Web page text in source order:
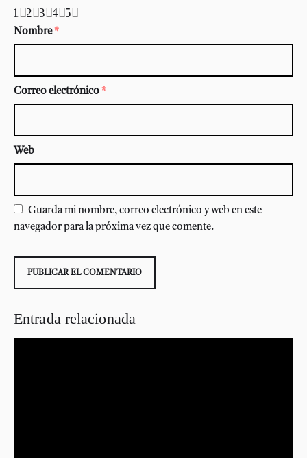
5
4
3
2
1
Nombre *
Correo electrónico *
Web
Guarda mi nombre, correo electrónico y web en este
navegador para la próxima vez que comente.
Entrada relacionada